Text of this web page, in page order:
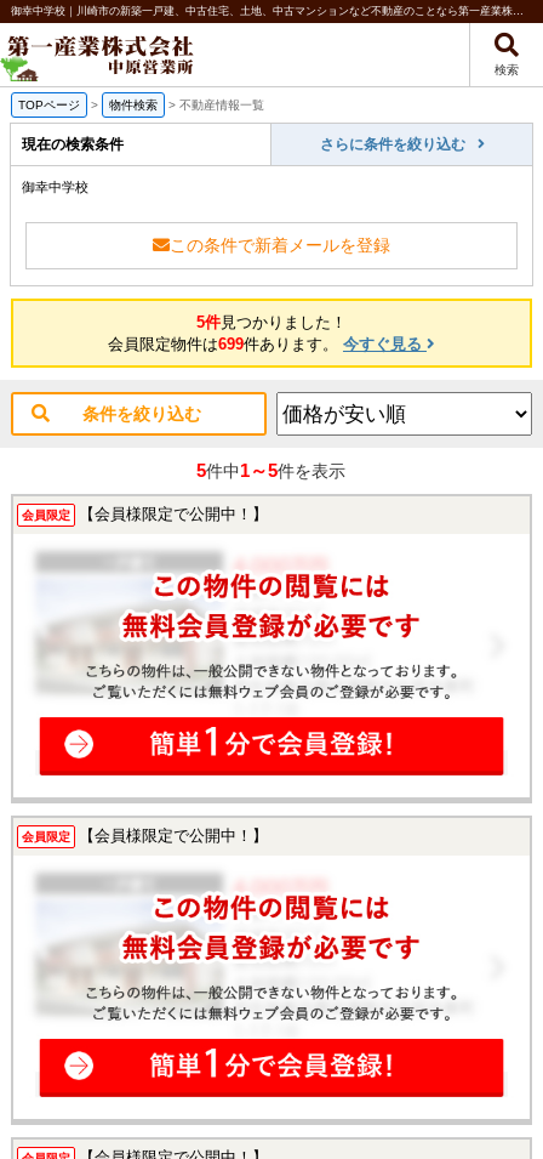
御幸中学校｜川崎市の新築一戸建、中古住宅、土地、中古マンションなど不動産のことなら第一産業株式会社 中原営業所
検索
TOPページ > 物件検索 > 不動産情報一覧
現在の検索条件 さらに条件を絞り込む
御幸中学校
この条件で新着メールを登録
5件見つかりました！
会員限定物件は699件あります。 今すぐ見る
条件を絞り込む
5件中1～5件を表示
会員限定 【会員様限定で公開中！】
会員限定 【会員様限定で公開中！】